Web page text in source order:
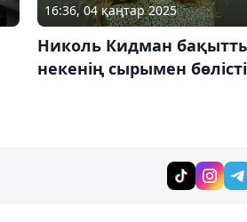
16:36, 04 қаңтар 2025
Николь Кидман
некенің сырымен бөлісті